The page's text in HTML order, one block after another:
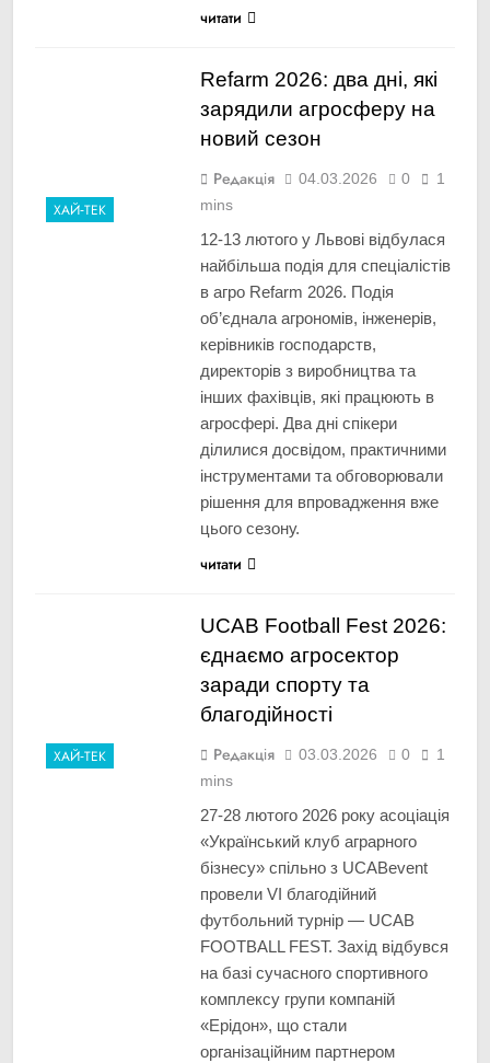
читати
ХАЙ-ТЕК
Refarm 2026: два дні, які
зарядили агросферу на
новий сезон
Редакція 04.03.2026 0
1
mins
12-13 лютого у Львові відбулася
найбільша подія для спеціалістів
в агро Refarm 2026. Подія
об’єднала агрономів, інженерів,
керівників господарств,
директорів з виробництва та
інших фахівців, які працюють в
агросфері. Два дні спікери
ділилися досвідом, практичними
інструментами та обговорювали
рішення для впровадження вже
цього сезону.
читати
ХАЙ-ТЕК
UCAB Football Fest 2026:
єднаємо агросектор
заради спорту та
благодійності
Редакція 03.03.2026 0
1
mins
27-28 лютого 2026 року асоціація
«Український клуб аграрного
бізнесу» спільно з UCABevent
провели VI благодійний
футбольний турнір — UCAB
FOOTBALL FEST. Захід відбувся
на базі сучасного спортивного
комплексу групи компаній
«Ерідон», що стали
організаційним партнером